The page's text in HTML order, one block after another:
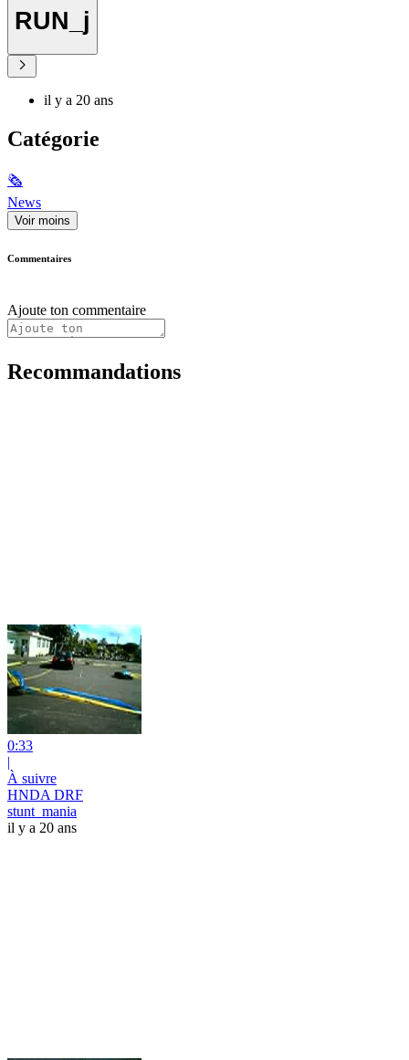
RUN_j
il y a 20 ans
Catégorie
🗞
News
Voir moins
Commentaires
Ajoute ton commentaire
Recommandations
0:33
|
À suivre
HNDA DRF
stunt_mania
il y a 20 ans